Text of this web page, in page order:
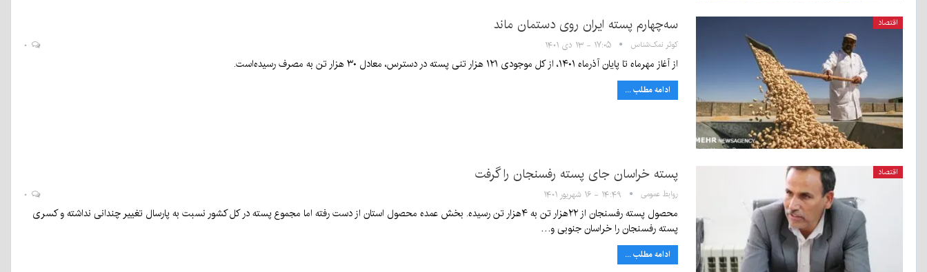
اقتصاد سه‌چهارم پسته ایران روی دستمان ماند
کوثر نمک‌شناس ۱۷:۰۵ - ۱۳ دی ۱۴۰۱
از آغاز مهرماه تا پایان آذرماه ۱۴۰۱، از کل موجودی ۱۲۱ هزار تنی پسته در دسترس، معادل ۳۰ هزار تن به مصرف رسیده‌است.
ادامه مطلب ...
اقتصاد پسته خراسان جای پسته رفسنجان را گرفت
روابط عمومی ۱۴:۴۹ - ۱۶ شهریور ۱۴۰۱
محصول پسته رفسنجان از ۲۲هزار تن به ۴هزار تن رسیده. بخش عمده محصول استان از دست رفته اما مجموع پسته در کل کشور نسبت به پارسال تغییر چندانی نداشته و کسری
پسته رفسنجان را خراسان جنوبی و…
ادامه مطلب ...